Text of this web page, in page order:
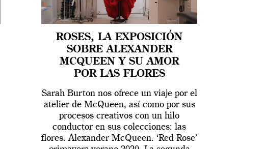
ROSES, LA EXPOSICIÓN
SOBRE ALEXANDER
MCQUEEN Y SU AMOR
POR LAS FLORES
Sarah Burton nos ofrece un viaje por el
atelier de McQueen, así como por sus
procesos creativos con un hilo
conductor en sus colecciones: las
flores. Alexander McQueen. ‘Red Rose’